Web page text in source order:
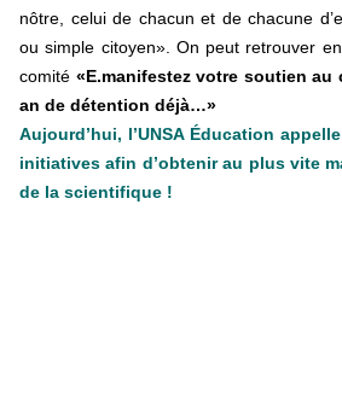
nôtre, celui de chacun et de chacune
ou simple citoyen». On peut retrouver
comité «E.manifestez votre soutien au
an de détention déjà…»
Aujourd’hui, l’UNSA Éducation
initiatives afin d’obtenir au plus vite
de la scientifique !